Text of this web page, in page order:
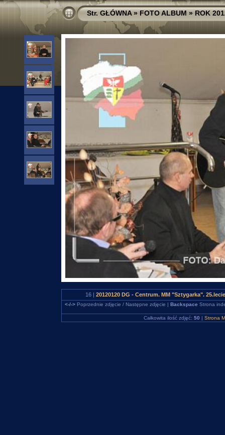
Str. GŁÓWNA»FOTO ALBUM»ROK
16 | 20120120 DG - Centrum. MM "Sztygarka".
<-/->Poprzednie zdjęcie / Następne zdjęcie | Backspace Strona
Całkowita ilość zdjęć: 50 | Strona